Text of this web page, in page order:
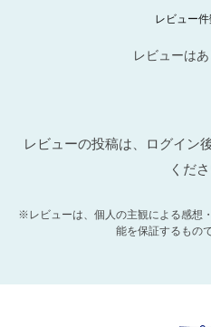
レビュー
レビューはあ
レビューの投稿は、ログイン
くださ
※レビューは、個人の主観による感想
能を保証するもの